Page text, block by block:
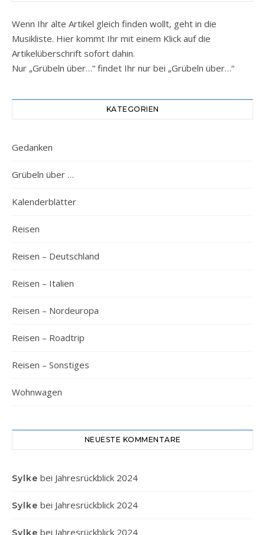
Wenn Ihr alte Artikel gleich finden wollt, geht in die
Musikliste. Hier kommt Ihr mit einem Klick auf die
Artikelüberschrift sofort dahin.
Nur „Grübeln über…“ findet Ihr nur bei „Grübeln über…“
KATEGORIEN
Gedanken
Grübeln über …
Kalenderblätter
Reisen
Reisen – Deutschland
Reisen – Italien
Reisen – Nordeuropa
Reisen – Roadtrip
Reisen – Sonstiges
Wohnwagen
NEUESTE KOMMENTARE
Sylke bei Jahresrückblick 2024
Sylke bei Jahresrückblick 2024
Sylke bei Jahresrückblick 2024